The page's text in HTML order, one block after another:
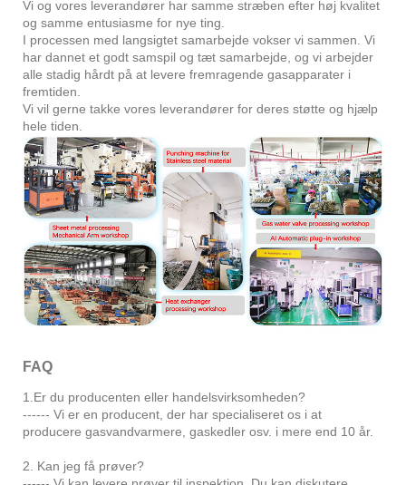
Vi og vores leverandører har samme stræben efter høj kvalitet
og samme entusiasme for nye ting.
I processen med langsigtet samarbejde vokser vi sammen. Vi
har dannet et godt samspil og tæt samarbejde, og vi arbejder
alle stadig hårdt på at levere fremragende gasapparater i
fremtiden.
Vi vil gerne takke vores leverandører for deres støtte og hjælp
hele tiden.
FAQ
1.Er du producenten eller handelsvirksomheden?
------ Vi er en producent, der har specialiseret os i at
producere gasvandvarmere, gaskedler osv. i mere end 10 år.
2. Kan jeg få prøver?